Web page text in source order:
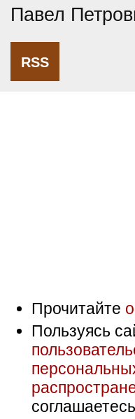
Павел
RSS
Прочитайте
Пользуясь